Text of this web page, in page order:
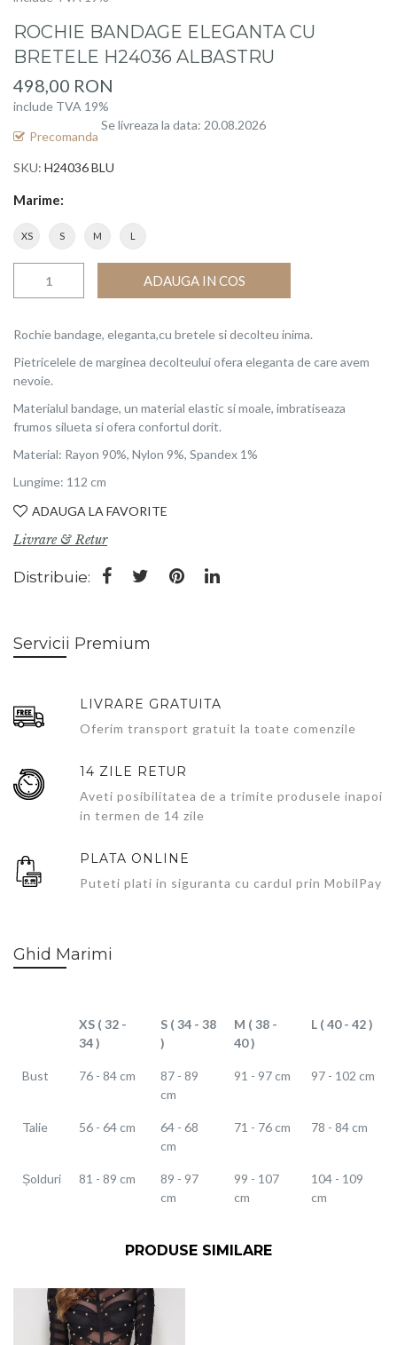
the
beginning
the
images
ROCHIE BANDAGE ELEGANTA CU
BRETELE H24036 ALBASTRU
498,00 RON
include TVA 19%
Precomanda
Se livreaza la data: 20.08.2026
SKU H24036 BLU
Marime
XS S M L
ADAUGA IN COS
Rochie bandage, eleganta,cu bretele si decolteu inima.
Pietricelele de marginea decolteului ofera eleganta de care avem
nevoie.
Materialul bandage, un material elastic si moale, imbratiseaza
frumos silueta si ofera confortul dorit.
Material: Rayon 90%, Nylon 9%, Spandex 1%
Lungime: 112 cm
ADAUGA LA FAVORITE
Livrare & Retur
Distribuie:
Servicii Premium
LIVRARE GRATUITA
Oferim transport gratuit la toate comenzile
14 ZILE RETUR
Aveti posibilitatea de a trimite produsele inapoi
in termen de 14 zile
PLATA ONLINE
Puteti plati in siguranta cu cardul prin MobilPay
Ghid Marimi
XS ( 32 -
34 )
S ( 34 - 38
)
M ( 38 -
40 )
L ( 40 - 42 )
Bust 76 - 84 cm
87 - 89
cm
91 - 97 cm 97 - 102 cm
Talie 56 - 64 cm
64 - 68
cm
71 - 76 cm 78 - 84 cm
Șolduri 81 - 89 cm
89 - 97
cm
99 - 107
cm
104 - 109
cm
PRODUSE SIMILARE